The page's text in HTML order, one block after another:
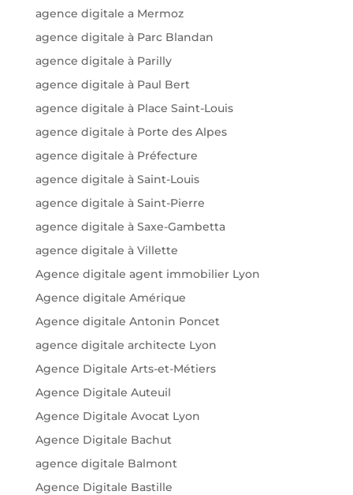
agence digitale a Mermoz
agence digitale à Parc Blandan
agence digitale à Parilly
agence digitale à Paul Bert
agence digitale à Place Saint-Louis
agence digitale à Porte des Alpes
agence digitale à Préfecture
agence digitale à Saint-Louis
agence digitale à Saint-Pierre
agence digitale à Saxe-Gambetta
agence digitale à Villette
Agence digitale agent immobilier Lyon
Agence digitale Amérique
Agence digitale Antonin Poncet
agence digitale architecte Lyon
Agence Digitale Arts-et-Métiers
Agence Digitale Auteuil
Agence Digitale Avocat Lyon
Agence Digitale Bachut
agence digitale Balmont
Agence Digitale Bastille